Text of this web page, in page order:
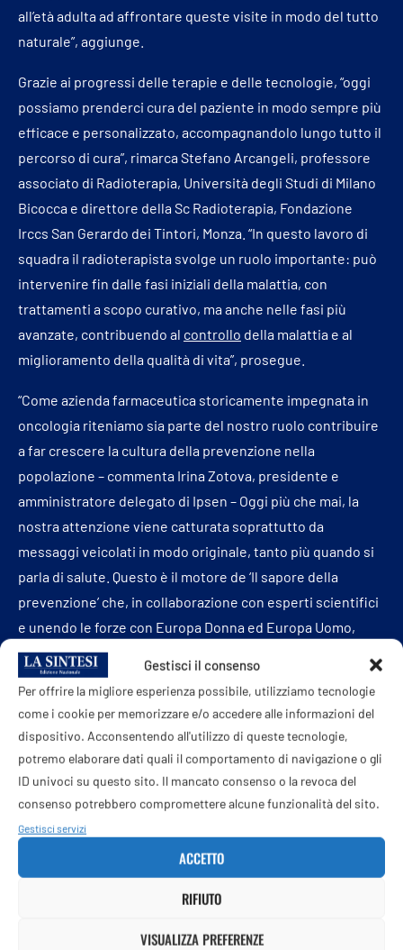
Gestisci il consenso
Per offrire la migliore esperienza possibile, utilizziamo tecnologie
come i cookie per memorizzare e/o accedere alle informazioni del
dispositivo. Acconsentendo all'utilizzo di queste tecnologie,
potremo elaborare dati quali il comportamento di navigazione o gli
ID univoci su questo sito. Il mancato consenso o la revoca del
consenso potrebbero compromettere alcune funzionalità del sito.
Gestisci servizi
ACCETTO
RIFIUTO
VISUALIZZA PREFERENZE
all’età adulta ad affrontare queste visite in modo del tutto
naturale”, aggiunge.
Grazie ai progressi delle terapie e delle tecnologie, “oggi
possiamo prenderci cura del paziente in modo sempre più
efficace e personalizzato, accompagnandolo lungo tutto il
percorso di cura”, rimarca Stefano Arcangeli, professore
associato di Radioterapia, Università degli Studi di Milano
Bicocca e direttore della Sc Radioterapia, Fondazione
Irccs San Gerardo dei Tintori, Monza. “In questo lavoro di
squadra il radioterapista svolge un ruolo importante: può
intervenire fin dalle fasi iniziali della malattia, con
trattamenti a scopo curativo, ma anche nelle fasi più
avanzate, contribuendo al controllo della malattia e al
miglioramento della qualità di vita”, prosegue.
“Come azienda farmaceutica storicamente impegnata in
oncologia riteniamo sia parte del nostro ruolo contribuire
a far crescere la cultura della prevenzione nella
popolazione – commenta Irina Zotova, presidente e
amministratore delegato di Ipsen – Oggi più che mai, la
nostra attenzione viene catturata soprattutto da
messaggi veicolati in modo originale, tanto più quando si
parla di salute. Questo è il motore de ‘Il sapore della
prevenzione’ che, in collaborazione con esperti scientifici
e unendo le forze con Europa Donna ed Europa Uomo,
lancia un messaggio dalla forma e dal sapore davvero
appetitosi, grazie alla creatività culinaria di Francesca e
Francesco”. Il video hero della campagna – conclude la
nota – è visibile sul sito web e sui canali social di Ipsen –
Facebook, Instagram e LinkedIn – e su quelli di Europa
Donna Italia e di Europa Uomo Italia.
webinfo@adnkronos.com (Web Info)